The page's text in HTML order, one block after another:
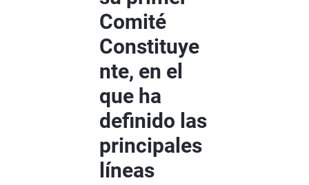
Comité
Constituye
nte, en el
que ha
definido las
principales
líneas